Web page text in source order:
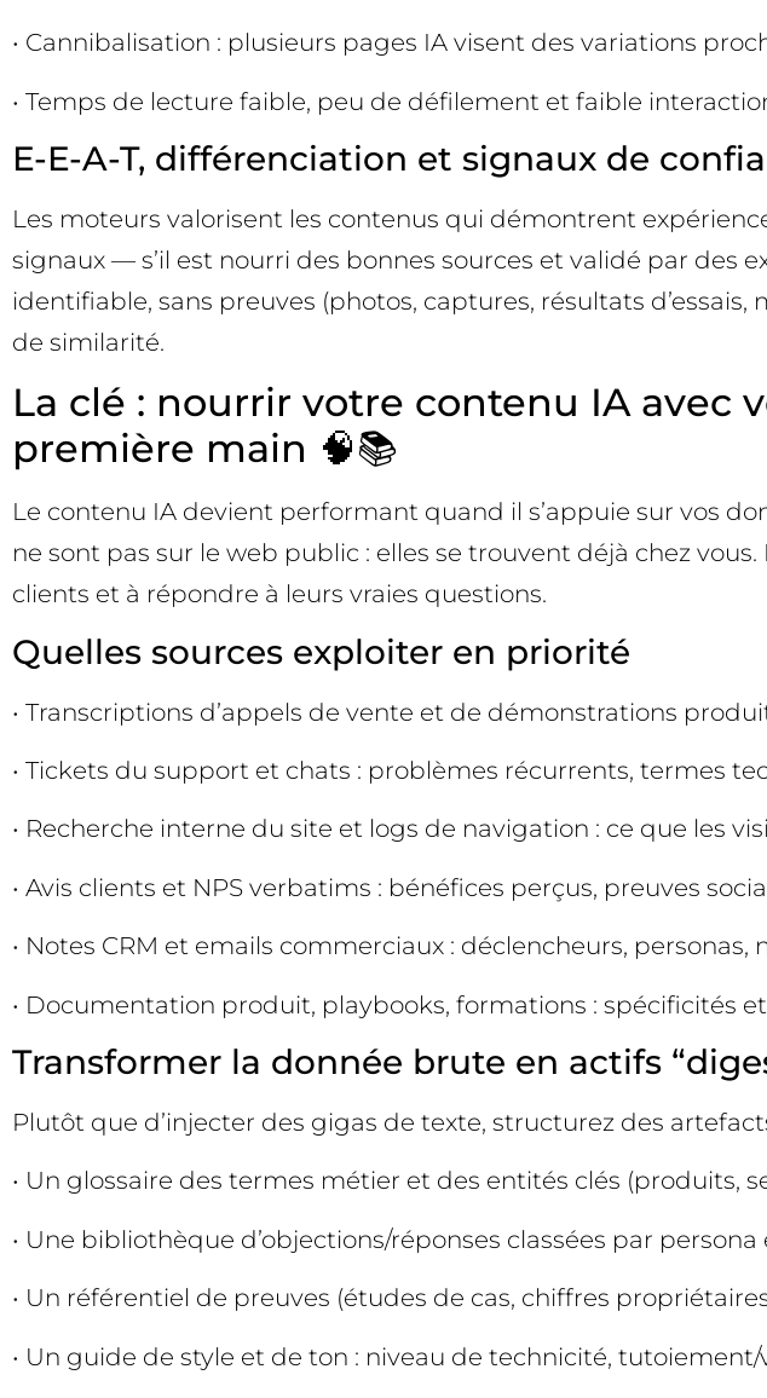
• Cannibalisation : plusieurs pages IA visent des variations
• Temps de lecture faible, peu de défilement et faible
E-E-A-T, différenciation et signaux de
Les moteurs valorisent les contenus qui démontrent
signaux — s’il est nourri des bonnes sources et validé par des
identifiable, sans preuves (photos, captures, résultats
de similarité.
La clé : nourrir votre contenu IA avec
première main 🧠📚
Le contenu IA devient performant quand il s’appuie sur vos
ne sont pas sur le web public : elles se trouvent déjà chez
clients et à répondre à leurs vraies questions.
Quelles sources exploiter en priorité
• Transcriptions d’appels de vente et de démonstrations
• Tickets du support et chats : problèmes récurrents, termes
• Recherche interne du site et logs de navigation : ce que les
• Avis clients et NPS verbatims : bénéfices perçus, preuves
• Notes CRM et emails commerciaux : déclencheurs, personas,
• Documentation produit, playbooks, formations : spécificités
Transformer la donnée brute en actifs
Plutôt que d’injecter des gigas de texte, structurez des
• Un glossaire des termes métier et des entités clés (produits,
• Une bibliothèque d’objections/réponses classées par
• Un référentiel de preuves (études de cas, chiffres
• Un guide de style et de ton : niveau de technicité,